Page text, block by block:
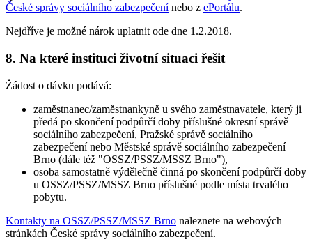
České správy sociálního zabezpečenínebo z ePortálu.
Nejdříve je možné nárok uplatnit ode dne 1.2.2018.
8. Na které instituci životní situaci řešit
Žádost o dávku podává:
zaměstnanec/zaměstnankyně u svého zaměstnavatele, který ji
předá po skončení podpůrčí doby příslušné okresní správě
sociálního zabezpečení, Pražské správě sociálního
zabezpečení nebo Městské správě sociálního zabezpečení
Brno (dále též "OSSZ/PSSZ/MSSZ Brno"),
osoba samostatně výdělečně činná po skončení podpůrčí doby
u OSSZ/PSSZ/MSSZ Brno příslušné podle místa trvalého
pobytu.
Kontakty na OSSZ/PSSZ/MSSZ Brno naleznete na webových
stránkách České správy sociálního zabezpečení.